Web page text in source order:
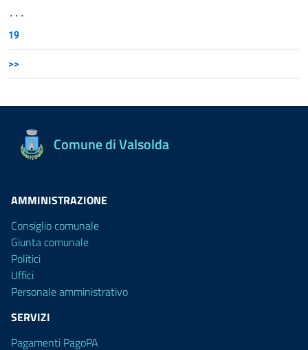
...
19
>>
Comune di Valsolda
AMMINISTRAZIONE
Consiglio comunale
Giunta comunale
Politici
Uffici
Personale amministrativo
SERVIZI
Pagamenti PagoPA